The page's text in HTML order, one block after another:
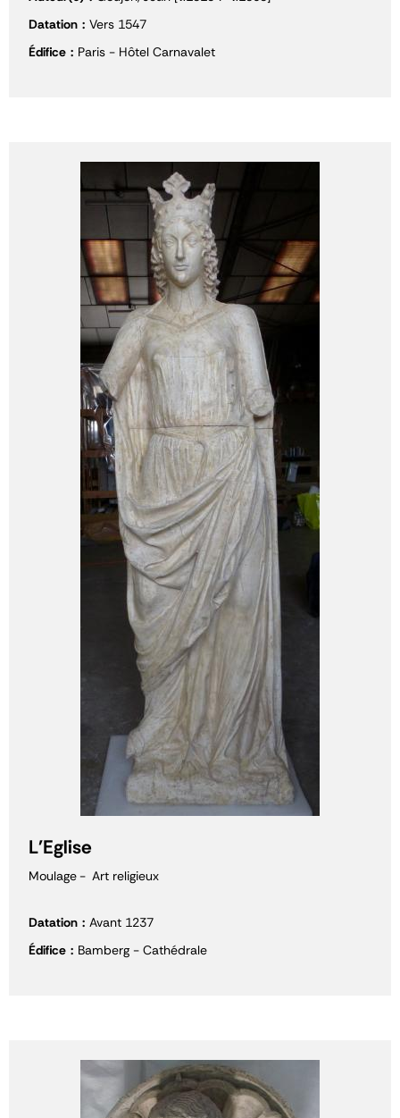
Datation
Vers 1547
Édifice
Paris - Hôtel Carnavalet
L'Eglise
Moulage Art religieux
Datation
Avant 1237
Édifice
Bamberg - Cathédrale